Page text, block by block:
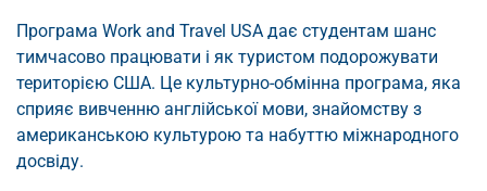
Програма Work and Travel USA дає студентам шанс
тимчасово працювати і як туристом подорожувати
територією США. Це культурно-обмінна програма, яка
сприяє вивченню англійської мови, знайомству з
американською культурою та набуттю міжнародного
досвіду.